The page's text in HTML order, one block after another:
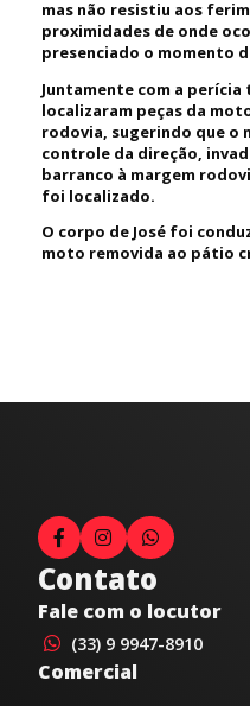
mas não resistiu aos
proximidades de onde
presenciado o momento
Juntamente com a
localizaram peças da
rodovia, sugerindo que o
controle da direção,
barranco à margem
foi localizado.
O corpo de José foi
moto removida ao pátio
Contato
Fale com o locutor
(33) 9 9947-8910
Comercial